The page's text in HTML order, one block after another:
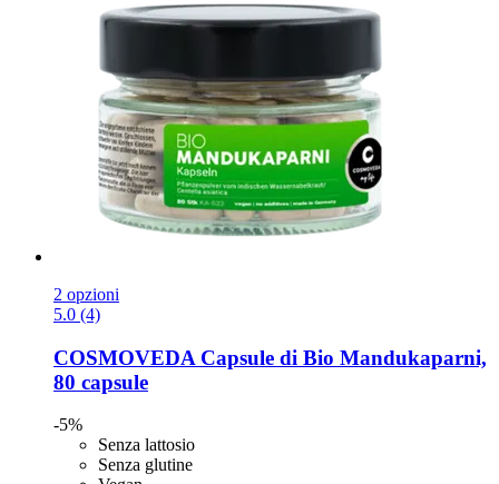
2 opzioni
5.0 (4)
COSMOVEDA Capsule di Bio Mandukaparni,
80 capsule
-5%
Senza lattosio
Senza glutine